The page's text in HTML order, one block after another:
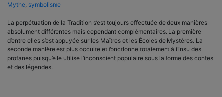
Mythe symbolisme
La perpétuation de la Tradition s’est toujours effectuée de deux manières
absolument différentes mais cependant complémentaires. La première
d’entre elles s’est appuyée sur les Maîtres et les Écoles de Mystères. La
seconde manière est plus occulte et fonctionne totalement à l’insu des
profanes puisqu’elle utilise l’inconscient populaire sous la forme des contes
et des légendes.